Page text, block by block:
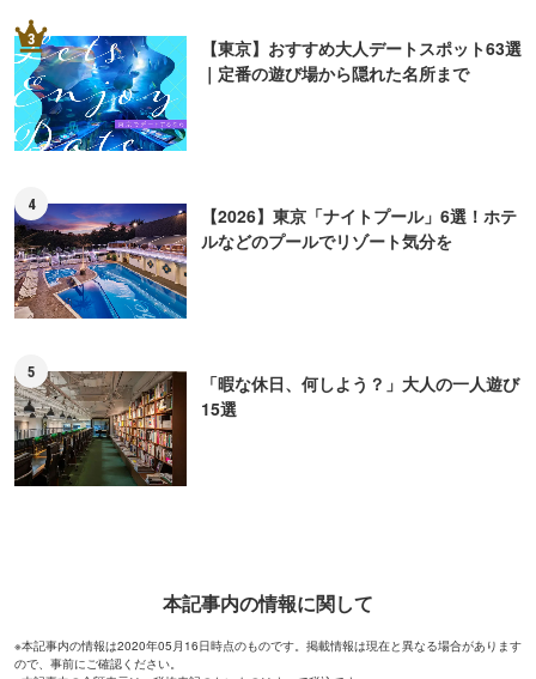
3
【東京】おすすめ大人デートスポット63選
｜定番の遊び場から隠れた名所まで
4
【2026】東京「ナイトプール」6選！ホテ
ルなどのプールでリゾート気分を
5
「暇な休日、何しよう？」大人の一人遊び
15選
本記事内の情報に関して
※本記事内の情報は2020年05月16日時点のものです。掲載情報は現在と異なる場合があります
ので、事前にご確認ください。